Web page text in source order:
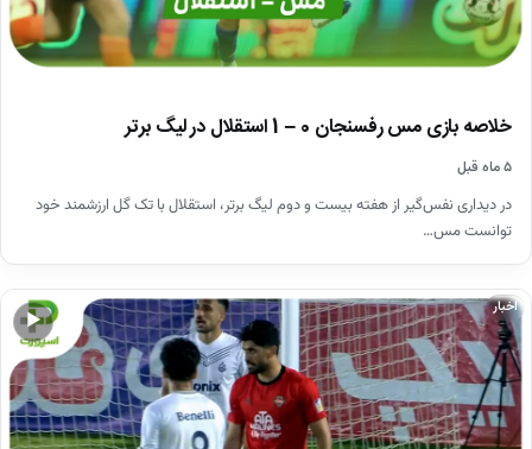
خلاصه بازی مس رفسنجان 0 – 1 استقلال در لیگ برتر
۵ ماه قبل
در دیداری نفس‌گیر از هفته بیست و دوم لیگ برتر، استقلال با تک گل ارزشمند خود
توانست مس…
▶
اخبار